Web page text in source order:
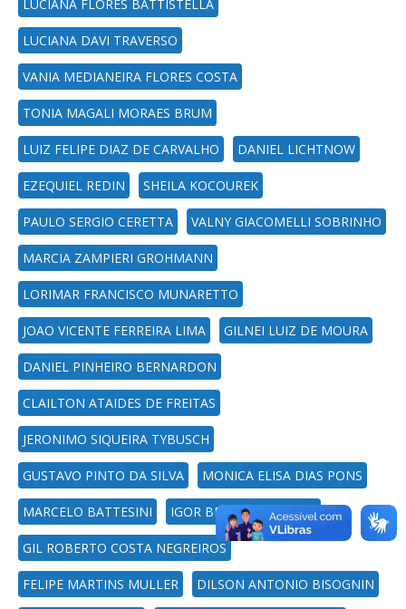
LUCIANA FLORES BATTISTELLA
LUCIANA DAVI TRAVERSO
VANIA MEDIANEIRA FLORES COSTA
TONIA MAGALI MORAES BRUM
LUIZ FELIPE DIAZ DE CARVALHO DANIEL LICHTNOW
EZEQUIEL REDIN SHEILA KOCOUREK
PAULO SERGIO CERETTA VALNY GIACOMELLI SOBRINHO
MARCIA ZAMPIERI GROHMANN
LORIMAR FRANCISCO MUNARETTO
JOAO VICENTE FERREIRA LIMA GILNEI LUIZ DE MOURA
DANIEL PINHEIRO BERNARDON
CLAILTON ATAIDES DE FREITAS
JERONIMO SIQUEIRA TYBUSCH
GUSTAVO PINTO DA SILVA MONICA ELISA DIAS PONS
MARCELO BATTESINI IGOR BERNARDI SONZA
GIL ROBERTO COSTA NEGREIROS
FELIPE MARTINS MULLER DILSON ANTONIO BISOGNIN